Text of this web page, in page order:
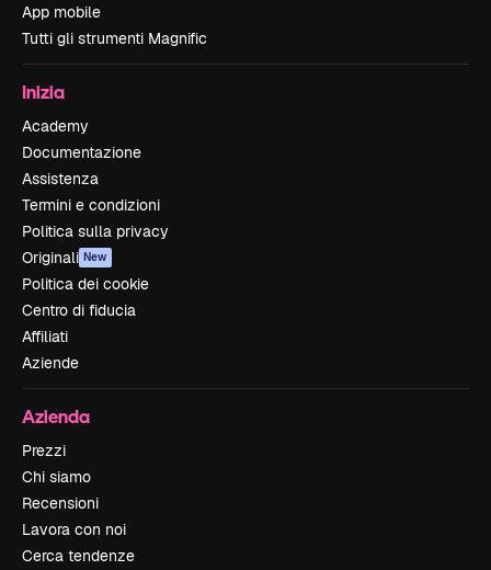
App mobile
Tutti gli strumenti Magnific
Inizia
Academy
Documentazione
Assistenza
Termini e condizioni
Politica sulla privacy
Originali New
Politica dei cookie
Centro di fiducia
Affiliati
Aziende
Azienda
Prezzi
Chi siamo
Recensioni
Lavora con noi
Cerca tendenze